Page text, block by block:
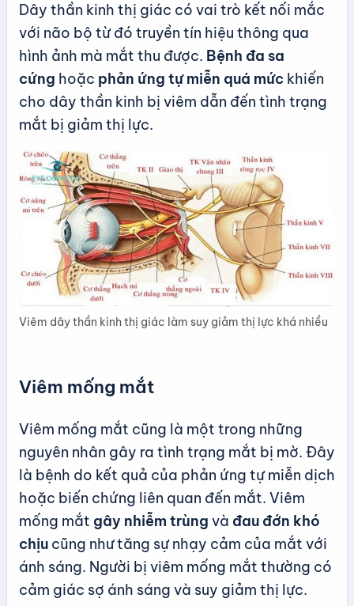
Dây thần kinh thị giác có vai trò kết nối mắc
với não bộ từ đó truyền tín hiệu thông qua
hình ảnh mà mắt thu được. Bệnh đa sa
cứng hoặc phản ứng tự miễn quá mức khiến
cho dây thần kinh bị viêm dẫn đến tình trạng
mắt bị giảm thị lực.
Viêm dây thần kinh thị giác làm suy giảm thị lực khá nhiều
Viêm mống mắt
Viêm mống mắt cũng là một trong những
nguyên nhân gây ra tình trạng mắt bị mờ. Đây
là bệnh do kết quả của phản ứng tự miễn dịch
hoặc biến chứng liên quan đến mắt. Viêm
mống mắt gây nhiễm trùng và đau đớn khó
chịu cũng như tăng sự nhạy cảm của mắt với
ánh sáng. Người bị viêm mống mắt thường có
cảm giác sợ ánh sáng và suy giảm thị lực.